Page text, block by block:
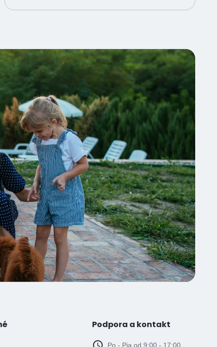
Podpora a kontakt
Po - Pia od 9:00 - 17:00